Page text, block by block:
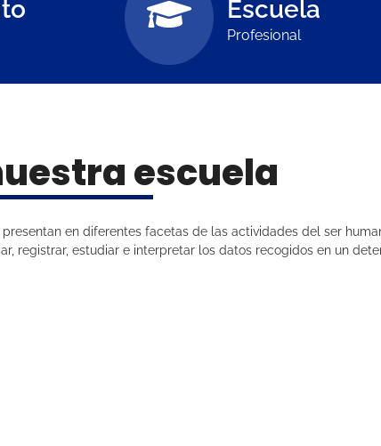
Escuela
Profesional
escuela
en diferentes facetas de las actividades del ser
registrar, estudiar e interpretar los datos recogidos en un